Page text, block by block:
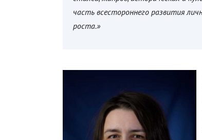
часть всестороннего развития
роста.»